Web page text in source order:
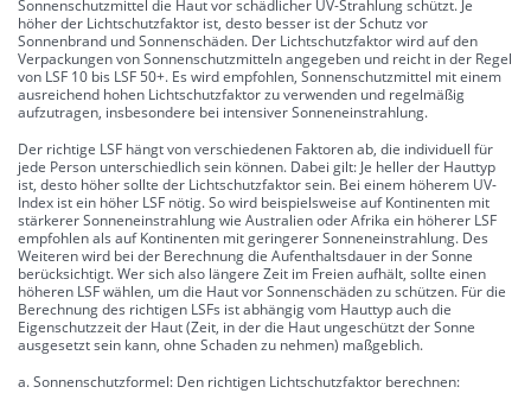
Sonnenschutzmittel die Haut vor schädlicher UV-Strahlung schützt. Je
höher der Lichtschutzfaktor ist, desto besser ist der Schutz vor
Sonnenbrand und Sonnenschäden. Der Lichtschutzfaktor wird auf den
Verpackungen von Sonnenschutzmitteln angegeben und reicht in der Regel
von LSF 10 bis LSF 50+. Es wird empfohlen, Sonnenschutzmittel mit einem
ausreichend hohen Lichtschutzfaktor zu verwenden und regelmäßig
aufzutragen, insbesondere bei intensiver Sonneneinstrahlung.
Der richtige LSF hängt von verschiedenen Faktoren ab, die individuell für
jede Person unterschiedlich sein können. Dabei gilt: Je heller der Hauttyp
ist, desto höher sollte der Lichtschutzfaktor sein. Bei einem höherem UV-
Index ist ein höher LSF nötig. So wird beispielsweise auf Kontinenten mit
stärkerer Sonneneinstrahlung wie Australien oder Afrika ein höherer LSF
empfohlen als auf Kontinenten mit geringerer Sonneneinstrahlung. Des
Weiteren wird bei der Berechnung die Aufenthaltsdauer in der Sonne
berücksichtigt. Wer sich also längere Zeit im Freien aufhält, sollte einen
höheren LSF wählen, um die Haut vor Sonnenschäden zu schützen. Für die
Berechnung des richtigen LSFs ist abhängig vom Hauttyp auch die
Eigenschutzzeit der Haut (Zeit, in der die Haut ungeschützt der Sonne
ausgesetzt sein kann, ohne Schaden zu nehmen) maßgeblich.
a. Sonnenschutzformel: Den richtigen Lichtschutzfaktor berechnen: